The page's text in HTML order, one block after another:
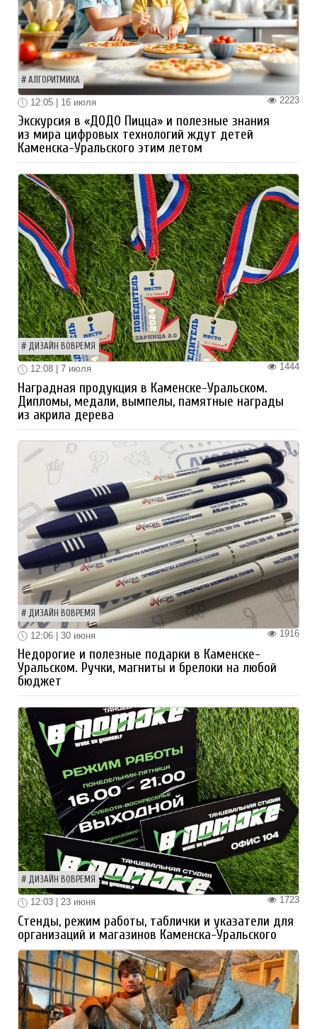
АЛГОРИТМИКА
2223
12:05 | 16 июля
Экскурсия в «ДОДО Пицца» и полезные знания
из мира цифровых технологий ждут детей
Каменска-Уральского этим летом
ДИЗАЙН ВОВРЕМЯ
1444
12:08 | 7 июля
Наградная продукция в Каменске-Уральском.
Дипломы, медали, вымпелы, памятные награды
из акрила дерева
ДИЗАЙН ВОВРЕМЯ
1916
12:06 | 30 июня
Недорогие и полезные подарки в Каменске-
Уральском. Ручки, магниты и брелоки на любой
бюджет
ДИЗАЙН ВОВРЕМЯ
1723
12:03 | 23 июня
Стенды, режим работы, таблички и указатели для
организаций и магазинов Каменска-Уральского